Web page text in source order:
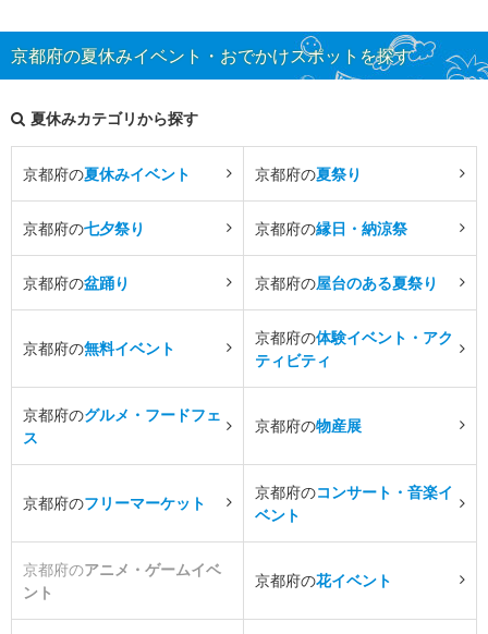
京都府の夏休みイベント・おでかけスポットを探す
夏休みカテゴリから探す
京都府の夏休みイベント 京都府の夏祭り
京都府の七夕祭り 京都府の縁日・納涼祭
京都府の盆踊り 京都府の屋台のある夏祭り
京都府の無料イベント
京都府の体験イベント・アク
ティビティ
京都府のグルメ・フードフェ
ス
京都府の物産展
京都府のフリーマーケット
京都府のコンサート・音楽イ
ベント
京都府のアニメ・ゲームイベ
ント
京都府の花イベント